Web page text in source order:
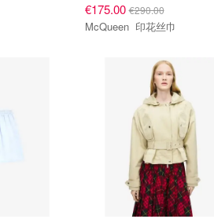
€175.00€290.00
McQueen 印花丝巾